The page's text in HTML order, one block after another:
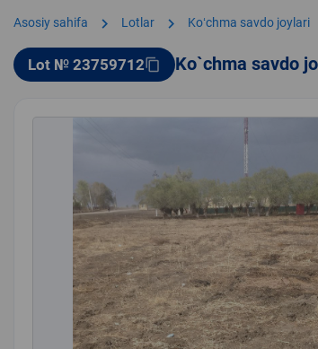
Asosiy sahifa chevron_right Lotlar chevron_right Koʻchma savdo joylari
Lot № 23759712content_copy Ko`chma savdo